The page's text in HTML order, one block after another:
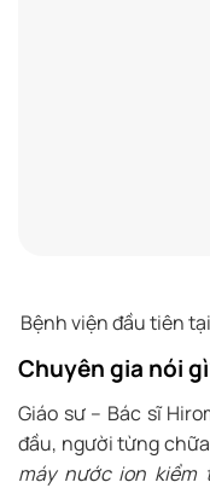
Bệnh viện đầu tiên
Chuyên gia nói
Giáo sư – Bác sĩ
đầu, người từng
máy nước ion kiềm